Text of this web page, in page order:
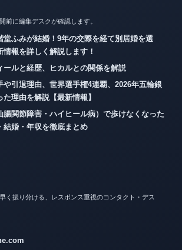
前に編集デスクが確認します。
堂ふみが結婚！9年の交際を経て別居婚を選
報を詳しく解説します！
ールと経歴、ヒカルとの関係を解説
や引退理由、世界選手権4連覇、2026年五輪銀
理由を解説【最新情報】
腸関節障害・ハイヒール病）で歩けなくなった
結婚・年収を徹底まとめ
く振り分ける、レスポンス重視のコンタクト・デス